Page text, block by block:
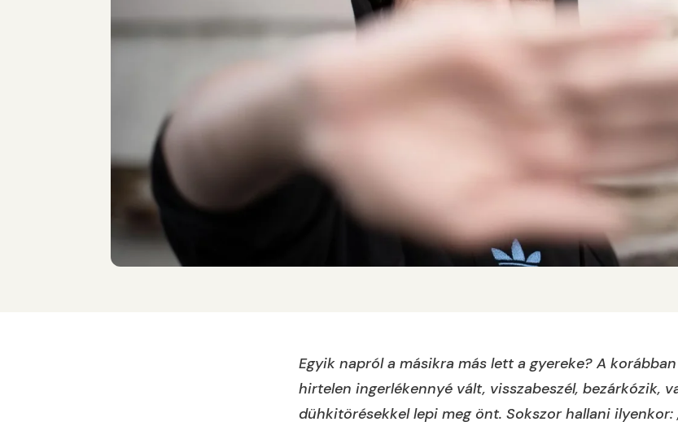
Egyik napról a másikra más lett a gyereke? A
hirtelen ingerlékennyé vált, visszabeszél, bezárkózik,
dühkitörésekkel lepi meg önt. Sokszor hallani ilyenkor: